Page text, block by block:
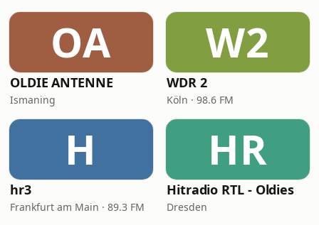
OA
OLDIE ANTENNE
Ismaning
W2
WDR 2
Köln · 98.6 FM
H
hr3
Frankfurt am Main · 89.3 FM
HR
Hitradio RTL - Oldies
Dresden